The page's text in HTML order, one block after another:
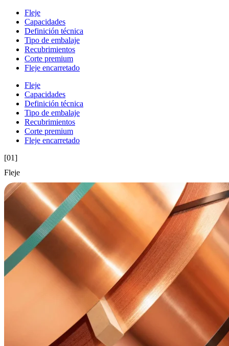
Fleje
Capacidades
Definición técnica
Tipo de embalaje
Recubrimientos
Corte premium
Fleje encarretado
Fleje
Capacidades
Definición técnica
Tipo de embalaje
Recubrimientos
Corte premium
Fleje encarretado
[01]
Fleje